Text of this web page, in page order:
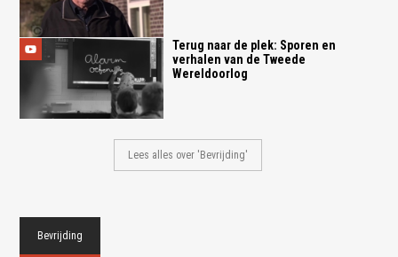
Terug naar de plek: Sporen en
verhalen van de Tweede
Wereldoorlog
Lees alles over 'Bevrijding'
Bevrijding